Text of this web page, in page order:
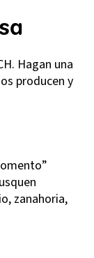
Hagan una
producen y
zanahoria,